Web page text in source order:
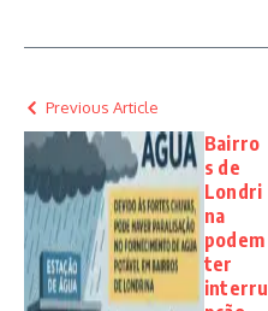
Previous Article
Bairro
s de
Londri
na
podem
ter
interru